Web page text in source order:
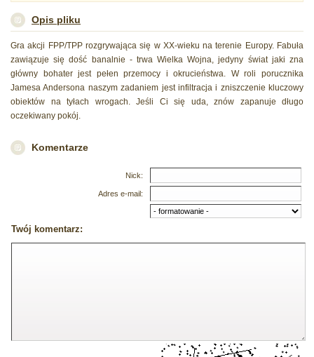
Opis pliku
Gra akcji FPP/TPP rozgrywająca się w XX-wieku na terenie Europy. Fabuła
zawiązuje się dość banalnie - trwa Wielka Wojna, jedyny świat jaki zna
główny bohater jest pełen przemocy i okrucieństwa. W roli porucznika
Jamesa Andersona naszym zadaniem jest infiltracja i zniszczenie kluczowy
obiektów na tyłach wrogach. Jeśli Ci się uda, znów zapanuje długo
oczekiwany pokój.
Komentarze
Nick:
Adres e-mail:
Twój komentarz: